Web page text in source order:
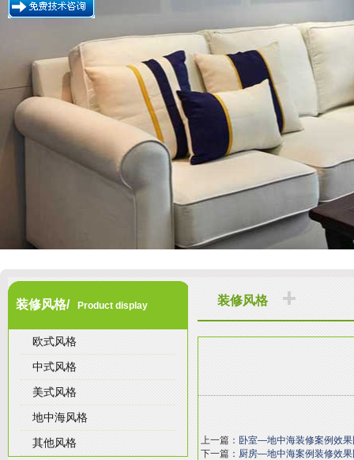
装修风格/ Product display
欧式风格
中式风格
美式风格
地中海风格
其他风格
装修风格
上一篇： 卧室—地中海装修案例效果
下一篇： 厨房—地中海案例装修效果